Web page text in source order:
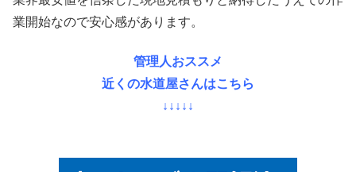
業開始なので安心感があります。
管理人おススメ
近くの水道屋さんはこちら
↓↓↓↓↓